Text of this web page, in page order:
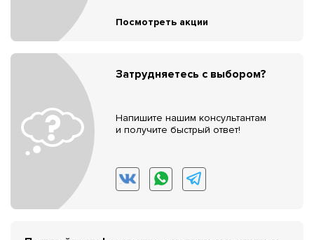
Посмотреть акции
Затрудняетесь с выбором?
Напишите нашим консультантам
и получите быстрый ответ!